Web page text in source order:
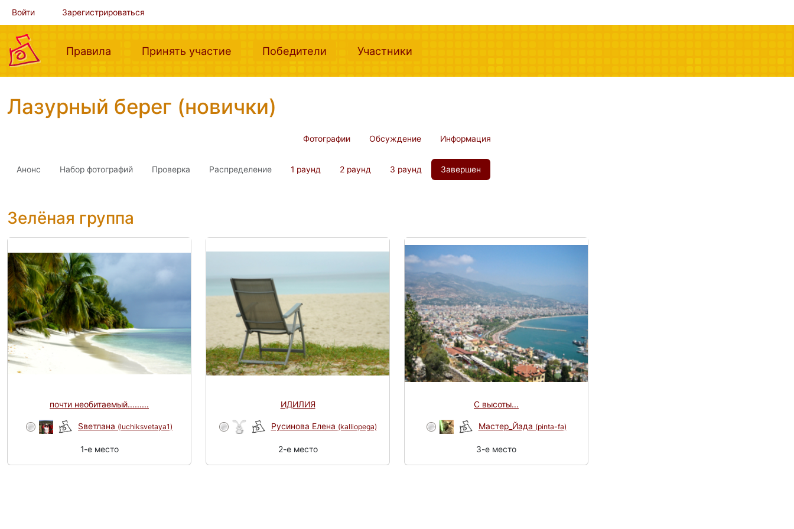
Войти Зарегистрироваться
Правила (current)Принять участие (current)Победители (current)Участники
Лазурный берег (новички)
Фотографии Обсуждение Информация
Анонс Набор фотографий Проверка Распределение 1 раунд 2 раунд 3 раунд Завершен
Зелёная группа
почти необитаемый.........
Sветлана (luchiksvetaya1)
1-e место
ИДИЛИЯ
Русинова Елена (kalliopega)
2-e место
С высоты...
Мастер_Йада (pinta-fa)
3-e место